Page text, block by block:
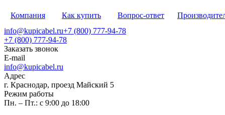
Компания Как купить Вопрос-ответ
info@kupicabel.ru+7 (800) 777-94-78
+7 (800) 777-94-78
Заказать звонок
E-mail
info@kupicabel.ru
Адрес
г. Краснодар, проезд Майский 5
Режим работы
Пн. – Пт.: с 9:00 до 18:00